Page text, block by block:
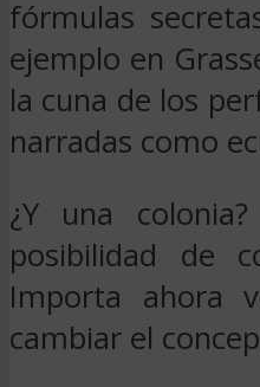
fórmulas
ejemplo en
la cuna de los
narradas como
¿Y una
posibilidad de
Importa ahora
cambiar el